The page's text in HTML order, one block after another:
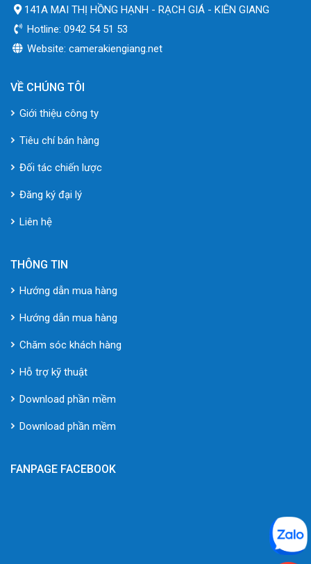
141A MAI THỊ HỒNG HẠNH - RẠCH GIÁ - KIÊN GIANG
Hotline: 0942 54 51 53
Website: camerakiengiang.net
VỀ CHÚNG TÔI
Giới thiệu công ty
Tiêu chí bán hàng
Đối tác chiến lược
Đăng ký đại lý
Liên hệ
THÔNG TIN
Hướng dẫn mua hàng
Hướng dẫn mua hàng
Chăm sóc khách hàng
Hỗ trợ kỹ thuật
Download phần mềm
Download phần mềm
FANPAGE FACEBOOK